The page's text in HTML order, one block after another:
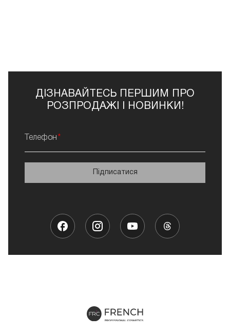
ДІЗНАВАЙТЕСЬ ПЕРШИМ ПРО
РОЗПРОДАЖІ І НОВИНКИ!
Телефон
Підписатися